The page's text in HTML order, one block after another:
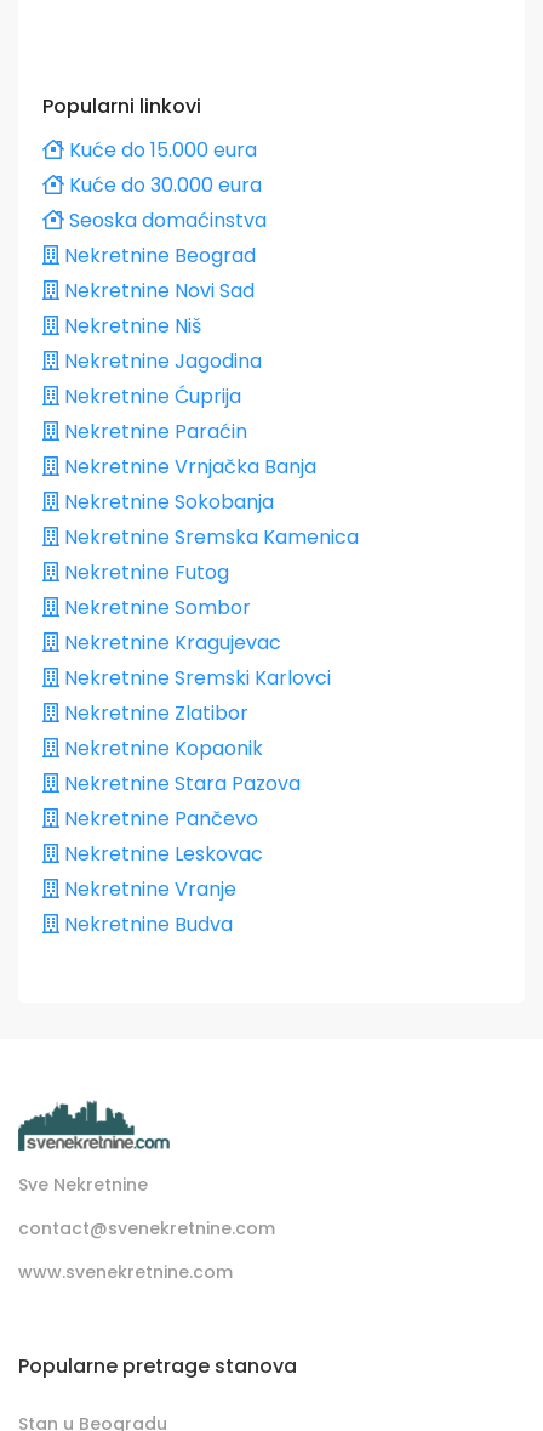
Popularni linkovi
Kuće do 15.000 eura
Kuće do 30.000 eura
Seoska domaćinstva
Nekretnine Beograd
Nekretnine Novi Sad
Nekretnine Niš
Nekretnine Jagodina
Nekretnine Ćuprija
Nekretnine Paraćin
Nekretnine Vrnjačka Banja
Nekretnine Sokobanja
Nekretnine Sremska Kamenica
Nekretnine Futog
Nekretnine Sombor
Nekretnine Kragujevac
Nekretnine Sremski Karlovci
Nekretnine Zlatibor
Nekretnine Kopaonik
Nekretnine Stara Pazova
Nekretnine Pančevo
Nekretnine Leskovac
Nekretnine Vranje
Nekretnine Budva
Sve Nekretnine
contact@svenekretnine.com
www.svenekretnine.com
Popularne pretrage stanova
Stan u Beogradu